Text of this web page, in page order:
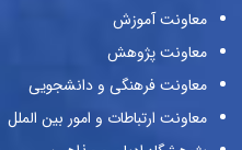
معاونت آموزش
معاونت پژوهش
معاونت فرهنگی و دانشجویی
معاونت ارتباطات و امور بین الملل